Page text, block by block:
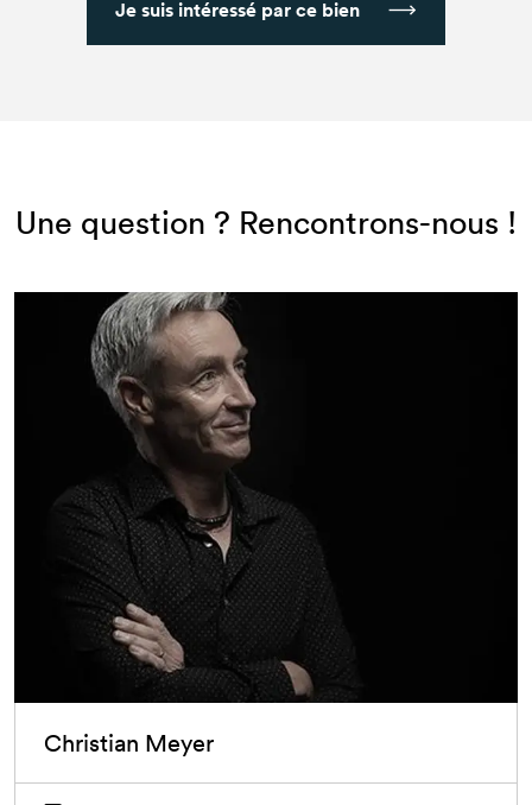
Je suis intéressé par ce bien
Une question ? Rencontrons-nous !
Christian Meyer